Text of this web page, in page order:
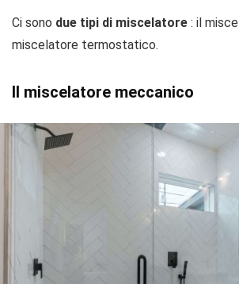
Ci sono due tipi di miscelatore : il
miscelatore termostatico.
Il miscelatore meccanico